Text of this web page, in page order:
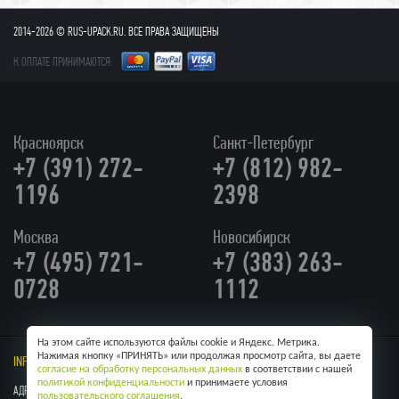
2014-2026 © RUS-UPACK.RU. ВСЕ ПРАВА ЗАЩИЩЕНЫ
К ОПЛАТЕ ПРИНИМАЮТСЯ:
Красноярск
+7 (391) 272-
1196
Санкт-Петербург
+7 (812) 982-
2398
Москва
+7 (495) 721-
0728
Новосибирск
+7 (383) 263-
1112
INFO@RUS-UPACK.RU/ Skype:RUS-UPACK
АДРЕС: Г. МОСКВА, УЛ КУЛАКОВА, 20
На этом сайте используются файлы cookie и Яндекс. Метрика.
Нажимая кнопку «ПРИНЯТЬ» или продолжая просмотр сайта, вы даете
согласие на обработку персональных данных в соответствии с нашей
политикой конфиденциальности и принимаете условия
пользовательского соглашения.